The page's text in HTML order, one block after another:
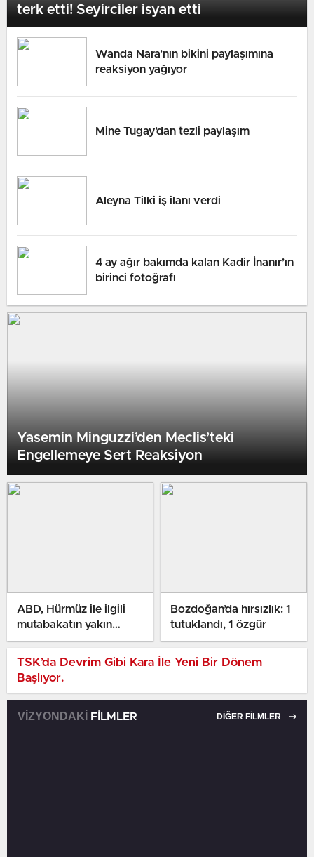
terk etti! Seyirciler isyan etti
Wanda Nara’nın bikini paylaşımına
reaksiyon yağıyor
Mine Tugay’dan tezli paylaşım
Aleyna Tilki iş ilanı verdi
4 ay ağır bakımda kalan Kadir İnanır’ın
birinci fotoğrafı
Yasemin Minguzzi’den Meclis’teki
Engellemeye Sert Reaksiyon
ABD, Hürmüz ile ilgili
mutabakatın yakın
vakitte yapılmasını
umuyor
Bozdoğan’da hırsızlık: 1
tutuklandı, 1 özgür
TSK’da Devrim Gibi Kara İle Yeni Bir Dönem
Başlıyor.
VİZYONDAKİ FİLMLER DİĞER FİLMLER